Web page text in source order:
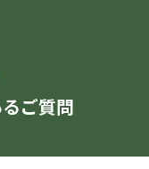
ご質問